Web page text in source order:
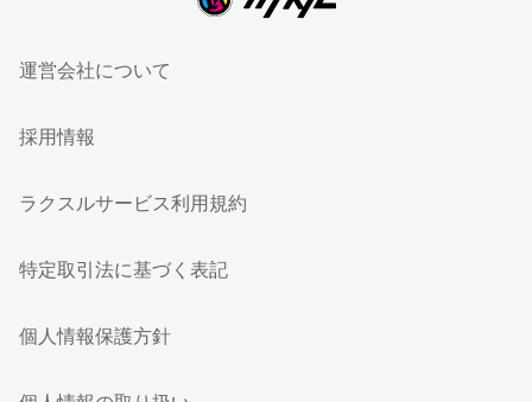
運営会社について
採用情報
ラクスルサービス利用規約
特定取引法に基づく表記
個人情報保護方針